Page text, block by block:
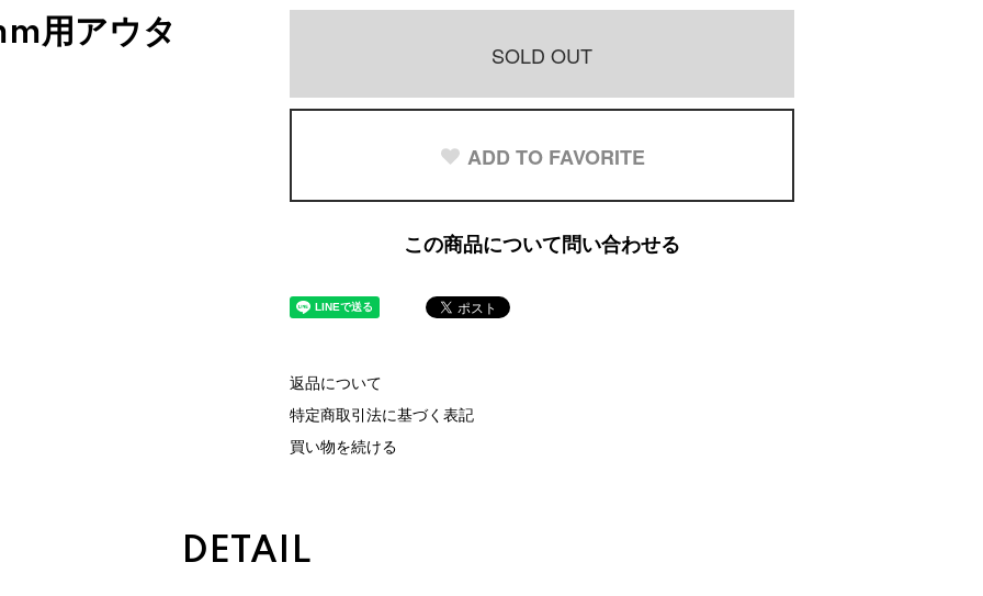
用アウタ
SOLD OUT
ADD TO FAVORITE
この商品について問い合わせる
返品について
特定商取引法に基づく表記
買い物を続ける
DETAIL